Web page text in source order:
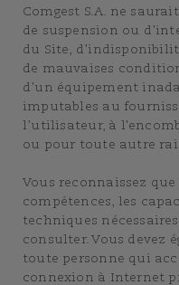
Comgest S.A. ne
de suspension ou
du Site,
de mauvaises
d’un équipement
imputables au
l’utilisateur, à
ou pour toute autre
Vous reconnaissez que
compétences, les
techniques
consulter. Vous devez
toute personne qui
connexion à Internet